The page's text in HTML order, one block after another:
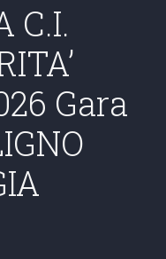
C.I.
Gara